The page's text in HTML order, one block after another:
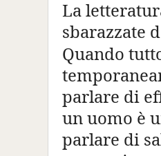
La
sbarazzate
Quando
parlare di
un uomo è
parlare di